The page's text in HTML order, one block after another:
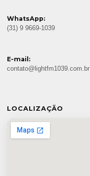
WhatsApp:
(31) 9 9669-1039
E-mail:
contato@lightfm1039.com.br
LOCALIZAÇÃO